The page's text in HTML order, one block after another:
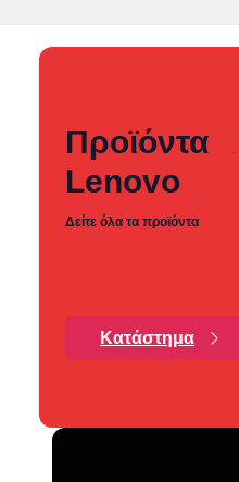
Προϊόντα
Lenovo
Δείτε όλα τα προϊόντα
Κατάστημα